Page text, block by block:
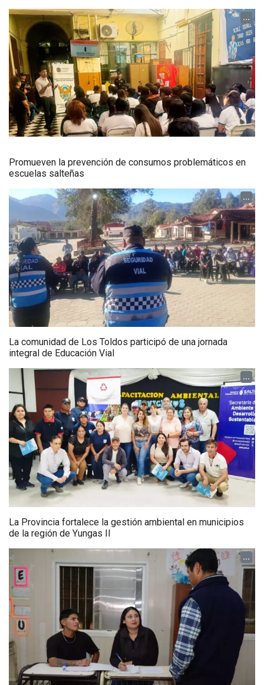
...
Promueven la prevención de consumos problemáticos en
escuelas salteñas
...
La comunidad de Los Toldos participó de una jornada
integral de Educación Vial
...
La Provincia fortalece la gestión ambiental en municipios
de la región de Yungas II
...